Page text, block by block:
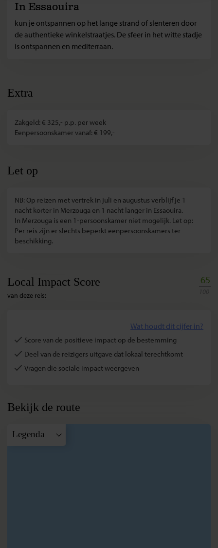
In Essaouira
kun je ontspannen op het lange strand of slenteren door
de authentieke winkelstraatjes. De sfeer in het witte stadje
is ontspannen en mediterraan.
Extra
Zakgeld: € 325,- p.p. per week
Eenpersoonskamer vanaf: € 199,-
Let op
NB: Op reizen met vertrek in juli en augustus verblijf je 1
nacht korter in Merzouga en 1 nacht langer in Essaouira.
In Merzouga is een 1-persoonskamer niet mogelijk. Let op:
Per reis zijn er slechts beperkt eenpersoonskamers ter
beschikking.
Local Impact Score
van deze reis:
65
Wat houdt dit cijfer in?
Score van de positieve impact op de bestemming
Deel van de reizigers uitgave dat lokaal terechtkomt
Vragen die sociale impact weergeven
Bekijk de route
Legenda